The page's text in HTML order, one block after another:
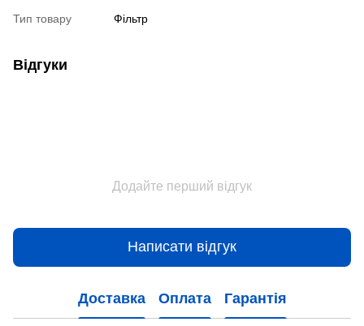
Тип товару Фільтр
Відгуки
Додайте перший відгук
Написати відгук
Доставка Оплата Гарантія